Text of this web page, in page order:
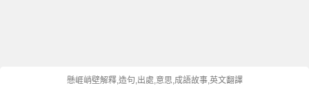
懸崕峭壁解釋,造句,出處,意思,成語故事,英文翻譯